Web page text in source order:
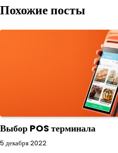
записям
Похожие посты
Выбор POS терминала
5 декабря 2022